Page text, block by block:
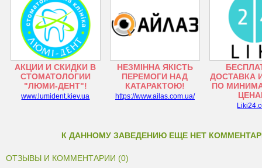
АКЦИИ И СКИДКИ В
СТОМАТОЛОГИИ
"ЛЮМИ-ДЕНТ"!
www.lumident.kiev.ua
НЕЗМІННА ЯКІСТЬ
ПЕРЕМОГИ НАД
КАТАРАКТОЮ!
https://www.ailas.com.ua/
ДОСТАВКА
ПО
К ДАННОМУ ЗАВЕДЕНИЮ ЕЩЕ НЕТ
ОТЗЫВЫ И КОММЕНТАРИИ (0)